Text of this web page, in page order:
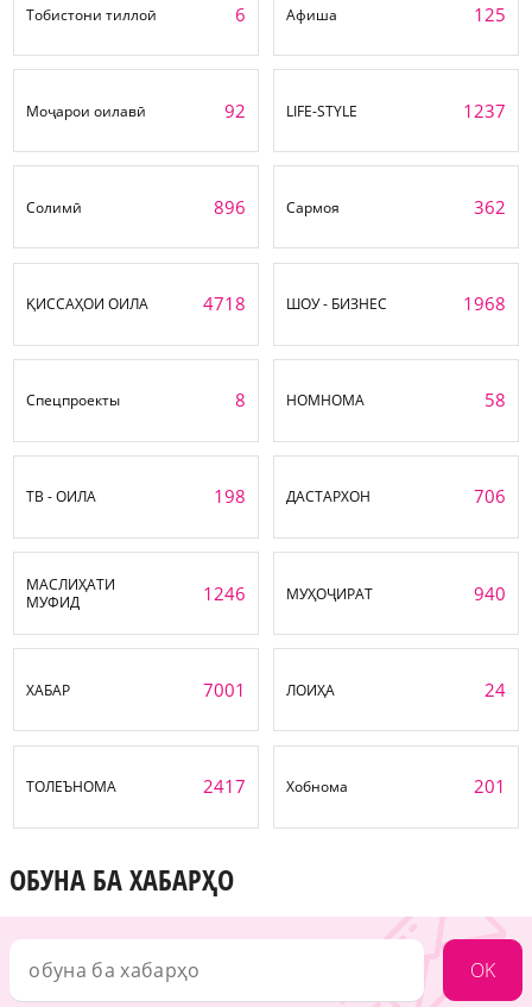
Тобистони тиллоӣ 6 Афиша 125
Моҷарои оилавӣ 92 LIFE-STYLE 1237
Солимӣ 896 Сармоя 362
ҚИССАҲОИ ОИЛА 4718 ШОУ - БИЗНЕС 1968
Спецпроекты 8 НОМНОМА 58
ТВ - ОИЛА 198 ДАСТАРХОН 706
МАСЛИҲАТИ
МУФИД
1246 МУҲОҶИРАТ 940
ХАБАР 7001 ЛОИҲА 24
ТОЛЕЪНОМА 2417 Хобнома 201
ОБУНА БА ХАБАРҲО
OK